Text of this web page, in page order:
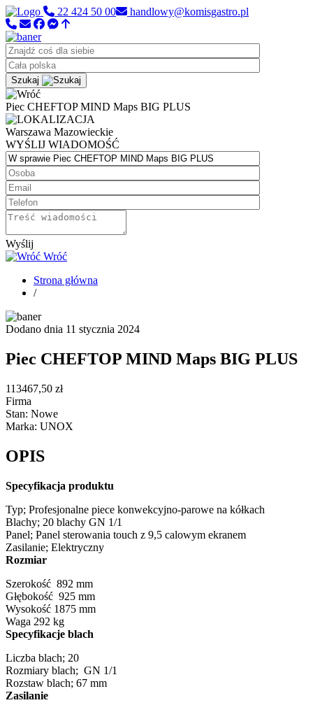
22 424 50 00 handlowy@komisgastro.pl
Szukaj
Piec CHEFTOP MIND Maps BIG PLUS
Warszawa Mazowieckie
WYŚLIJ WIADOMOŚĆ
Wyślij
Wróć
Strona główna
/
Dodano dnia 11 stycznia 2024
Piec CHEFTOP MIND Maps BIG PLUS
113467,50 zł
Firma
Stan: Nowe
Marka: UNOX
OPIS
Specyfikacja produktu
Typ; Profesjonalne piece konwekcyjno-parowe na kółkach
Blachy; 20 blachy GN 1/1
Panel; Panel sterowania touch z 9,5 calowym ekranem
Zasilanie; Elektryczny
Rozmiar
Szerokość 892 mm
Głębokość 925 mm
Wysokość 1875 mm
Waga 292 kg
Specyfikacje blach
Liczba blach; 20
Rozmiary blach; GN 1/1
Rozstaw blach; 67 mm
Zasilanie